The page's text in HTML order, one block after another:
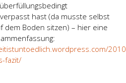
hast (da musste selbst
dem Boden sitzen) – hier eine
fazit/